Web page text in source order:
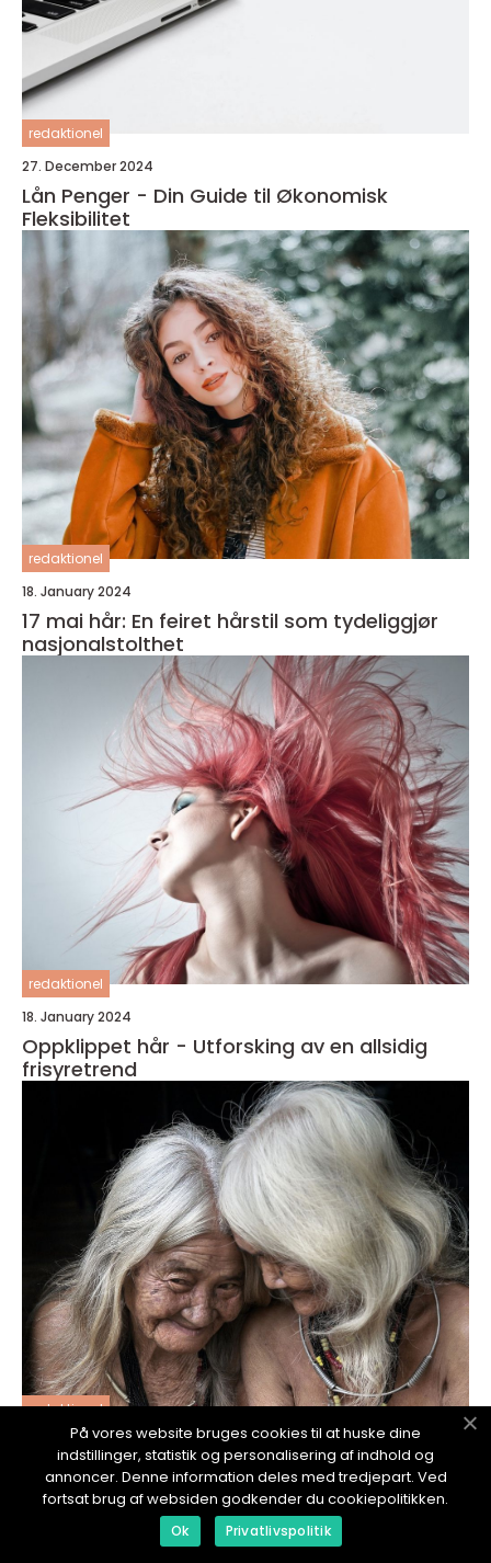
redaktionel
27. December 2024
Lån Penger - Din Guide til Økonomisk
Fleksibilitet
redaktionel
18. January 2024
17 mai hår: En feiret hårstil som tydeliggjør
nasjonalstolthet
redaktionel
18. January 2024
Oppklippet hår - Utforsking av en allsidig
frisyretrend
redaktionel
18. January 2024
Toner hår: En dybdegående guide til
fargebehandling
På vores website bruges cookies til at huske dine
indstillinger, statistik og personalisering af indhold og
annoncer. Denne information deles med tredjepart. Ved
fortsat brug af websiden godkender du cookiepolitikken.
Ok Privatlivspolitik